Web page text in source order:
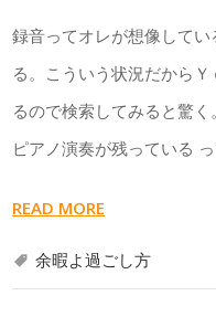
録音ってオレが想像して
る。こういう状況だから
るので検索してみると驚
ピアノ演奏が残っている
READ MORE
余暇よ過ごし方